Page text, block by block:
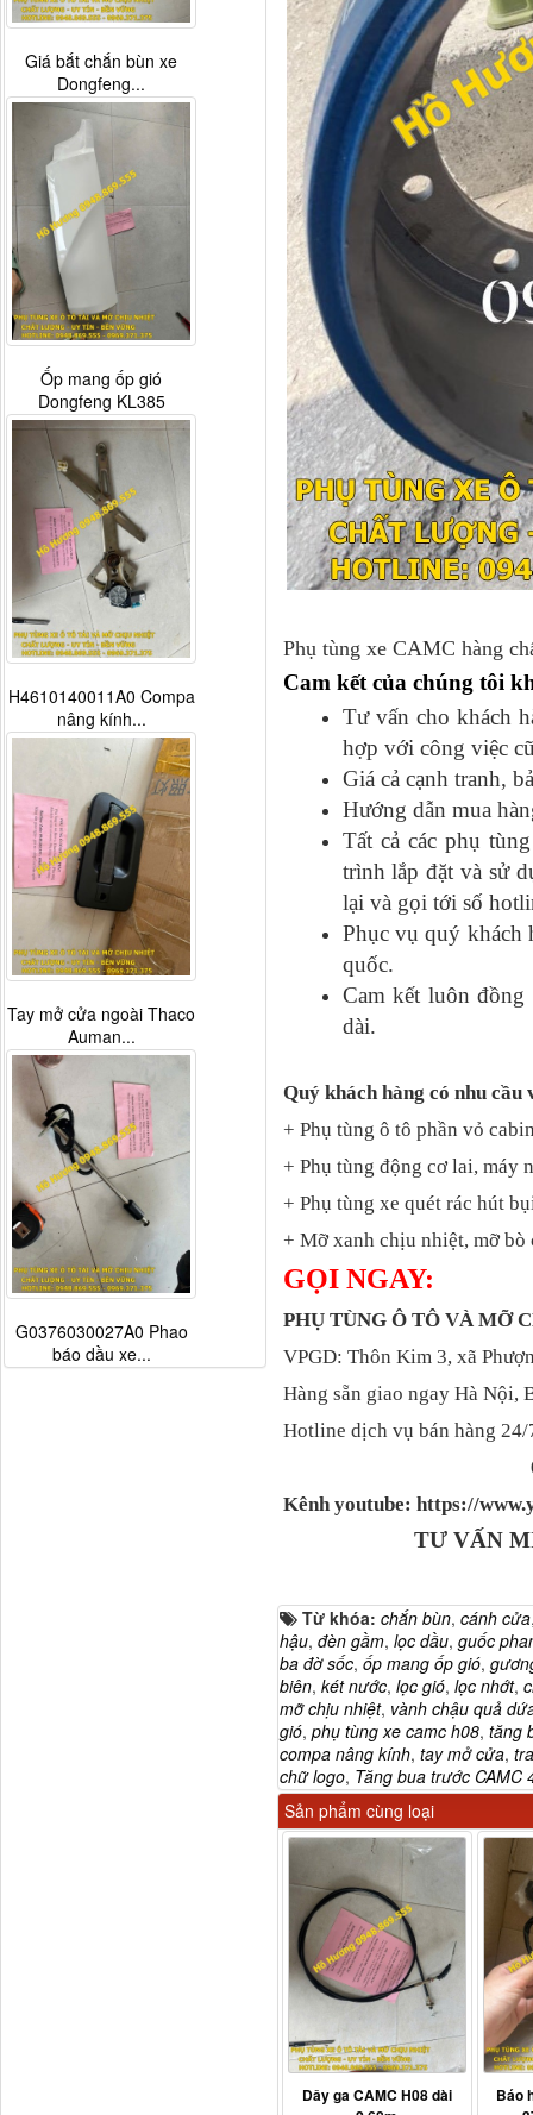
Phụ tùng xe CAMC hàng
Cam kết của chúng tôi
Tư vấn cho khách
hợp với công việc
Giá cả cạnh tranh,
Hướng dẫn mua
Tất cả các phụ
trình lắp đặt và sử
lại và gọi tới số
Phục vụ quý khách
quốc.
Cam kết luôn
dài.
Quý khách hàng có nhu cầu
+ Phụ tùng ô tô phần vỏ
+ Phụ tùng động cơ lai, máy
+ Phụ tùng xe quét rác hút
+ Mỡ xanh chịu nhiệt, mỡ
GỌI NGAY:
PHỤ TÙNG Ô TÔ VÀ MỠ
VPGD: Thôn Kim 3, xã
Hàng sẵn giao ngay Hà Nội,
Hotline dịch vụ bán hàng 24/
Kênh youtube: https://
TƯ VẤN
Từ khóa: chắn bùn, cánh cửa
hậu, đèn gầm, lọc dầu, guốc
ba đờ sốc, ốp mang ốp gió,
biên, két nước, lọc gió, lọc nhớt,
mỡ chịu nhiệt, vành chậu quả
gió, phụ tùng xe camc h08, tăng
compa nâng kính, tay mở cửa,
chữ logo, Tăng bua trước CAMC
Sản phẩm cùng loại
Dây ga CAMC H08 dài
Báo
Giá bắt chắn bùn xe
Dongfeng...
Ốp mang ốp gió
Dongfeng KL385
H4610140011A0 Compa
nâng kính...
Tay mở cửa ngoài Thaco
Auman...
G0376030027A0 Phao
báo dầu xe...